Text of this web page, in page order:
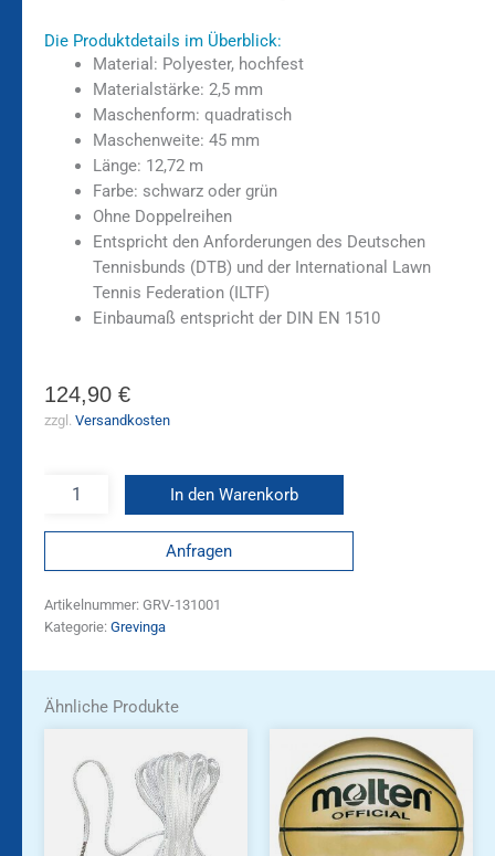
Die Produktdetails im Überblick:
Material: Polyester, hochfest
Materialstärke: 2,5 mm
Maschenform: quadratisch
Maschenweite: 45 mm
Länge: 12,72 m
Farbe: schwarz oder grün
Ohne Doppelreihen
Entspricht den Anforderungen des Deutschen
Tennisbunds (DTB) und der International Lawn
Tennis Federation (ILTF)
Einbaumaß entspricht der DIN EN 1510
124,90 €
zzgl. Versandkosten
In den Warenkorb
Anfragen
Artikelnummer: GRV-131001
Kategorie: Grevinga
Ähnliche Produkte